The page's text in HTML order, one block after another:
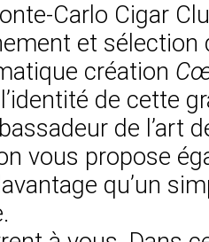
Carlo Cigar
et
création
de cette
de l’art
vous propose
qu’un